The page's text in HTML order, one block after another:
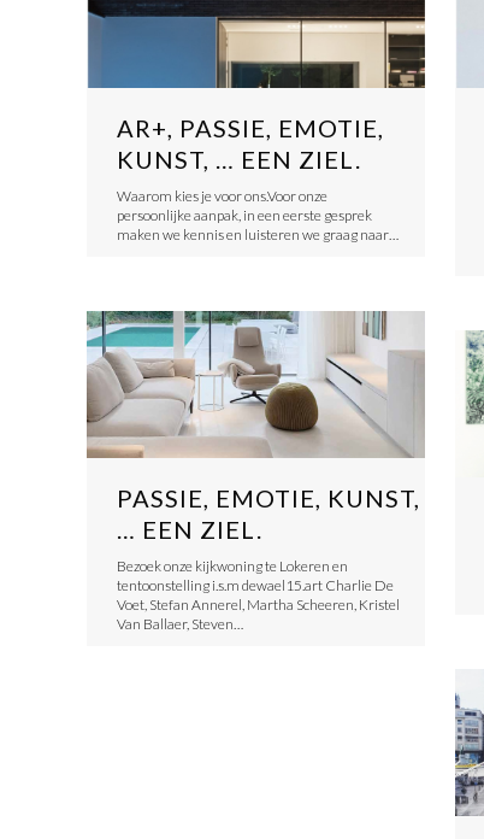
AR+, PASSIE, EMOTIE,
KUNST, … EEN ZIEL.
Waarom kies je voor ons.Voor onze
persoonlijke aanpak, in een eerste gesprek
maken we kennis en luisteren we graag naar…
PASSIE, EMOTIE, KUNST,
… EEN ZIEL.
Bezoek onze kijkwoning te Lokeren en
tentoonstelling i.s.m dewael15.art Charlie De
Voet, Stefan Annerel, Martha Scheeren, Kristel
Van Ballaer, Steven…